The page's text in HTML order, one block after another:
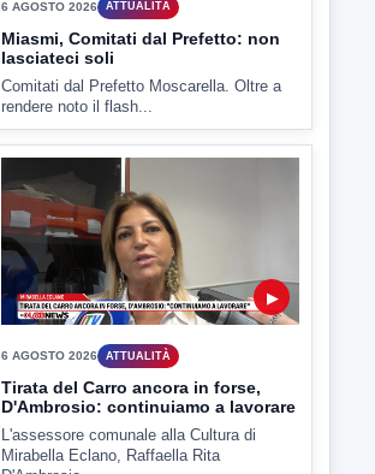
rendere noto il flash...
6 AGOSTO 2026 ATTUALITÀ
Tirata del Carro ancora in forse,
D'Ambrosio: continuiamo a lavorare
L'assessore comunale alla Cultura di
Mirabella Eclano, Raffaella Rita
D'Ambrosio,...